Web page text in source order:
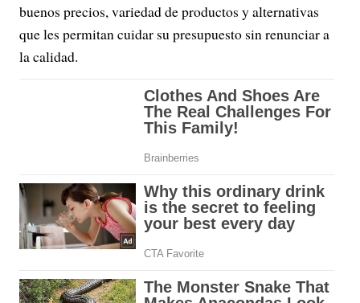
buenos precios, variedad de productos y alternativas
que les permitan cuidar su presupuesto sin renunciar a
la calidad.